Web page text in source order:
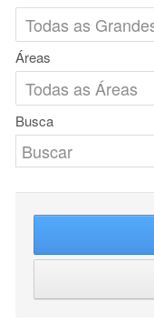
Áreas
Busca